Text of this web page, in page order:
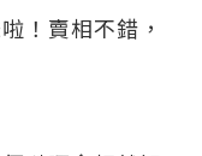
！賣相不錯，